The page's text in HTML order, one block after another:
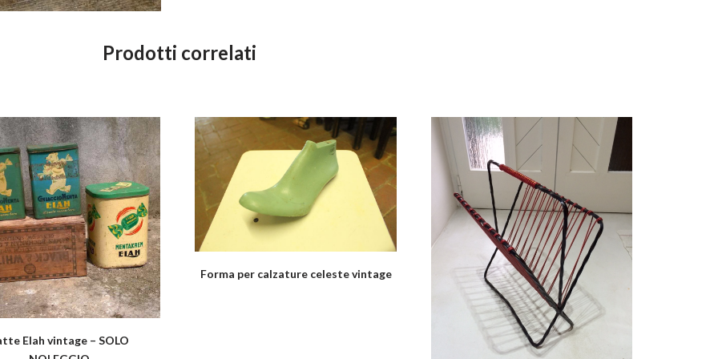
Prodotti correlati
Elah vintage – SOLO
Forma per calzature celeste vintage